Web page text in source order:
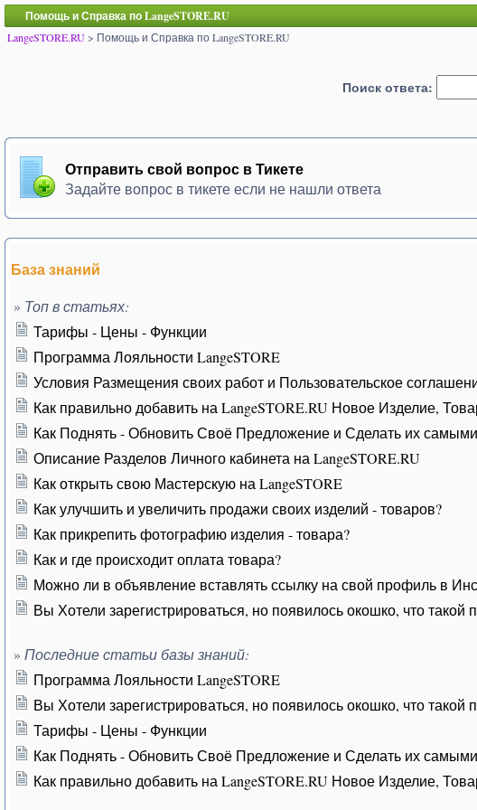
Помощь и Справка по LangeSTORE.RU
LangeSTORE.RU> Помощь и Справка по LangeSTORE.RU
Поиск ответа:
Отправить свой вопрос в Тикете
Задайте вопрос в тикете если не нашли ответа
База знаний
» Топ в статьях:
Тарифы - Цены - Функции
Программа Лояльности LangeSTORE
Условия Размещения своих работ и Пользовательское
Как правильно добавить на LangeSTORE.RU Новое Изделие,
Как Поднять - Обновить Своё Предложение и Сделать их
Описание Разделов Личного кабинета на LangeSTORE.RU
Как открыть свою Мастерскую на LangeSTORE
Как улучшить и увеличить продажи своих изделий - товаров?
Как прикрепить фотографию изделия - товара?
Как и где происходит оплата товара?
Можно ли в объявление вставлять ссылку на свой профиль в
Вы Хотели зарегистрироваться, но появилось окошко, что
» Последние статьи базы знаний:
Программа Лояльности LangeSTORE
Вы Хотели зарегистрироваться, но появилось окошко, что
Тарифы - Цены - Функции
Как Поднять - Обновить Своё Предложение и Сделать их
Как правильно добавить на LangeSTORE.RU Новое Изделие,